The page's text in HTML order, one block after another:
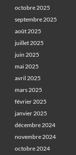
octobre 2025
septembre 2025
août 2025
juillet 2025
juin 2025
mai 2025
avril 2025
mars 2025
février 2025
janvier 2025
décembre 2024
novembre 2024
octobre 2024